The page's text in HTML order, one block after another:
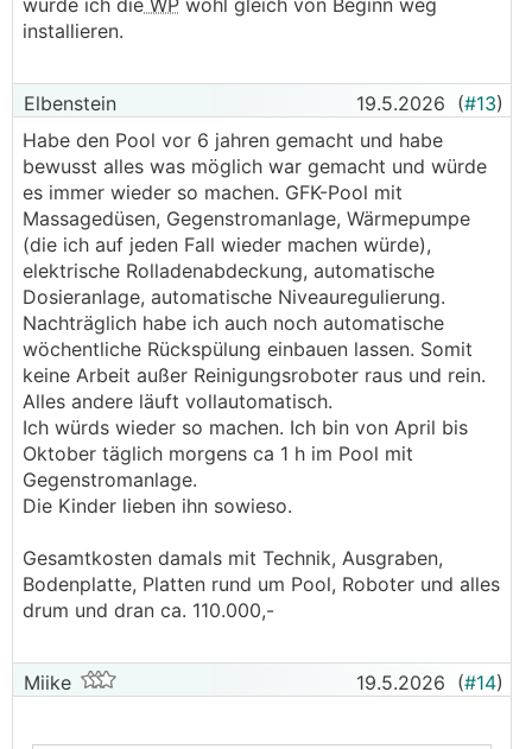
würde ich die WP wohl gleich von Beginn weg
installieren.
Elbenstein 19.5.2026 (#13)
Habe den Pool vor 6 jahren gemacht und habe
bewusst alles was möglich war gemacht und würde
es immer wieder so machen. GFK-Pool mit
Massagedüsen, Gegenstromanlage, Wärmepumpe
(die ich auf jeden Fall wieder machen würde),
elektrische Rolladenabdeckung, automatische
Dosieranlage, automatische Niveauregulierung.
Nachträglich habe ich auch noch automatische
wöchentliche Rückspülung einbauen lassen. Somit
keine Arbeit außer Reinigungsroboter raus und rein.
Alles andere läuft vollautomatisch.
Ich würds wieder so machen. Ich bin von April bis
Oktober täglich morgens ca 1 h im Pool mit
Gegenstromanlage.
Die Kinder lieben ihn sowieso.
Gesamtkosten damals mit Technik, Ausgraben,
Bodenplatte, Platten rund um Pool, Roboter und alles
drum und dran ca. 110.000,-
Miike 19.5.2026 (#14)